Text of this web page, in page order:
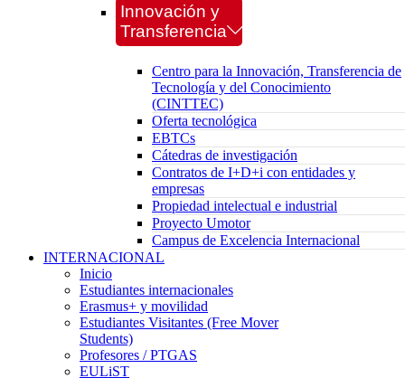
Innovación y
Transferencia
Centro para la Innovación, Transferencia de
Tecnología y del Conocimiento
(CINTTEC)
Oferta tecnológica
EBTCs
Cátedras de investigación
Contratos de I+D+i con entidades y
empresas
Propiedad intelectual e industrial
Proyecto Umotor
Campus de Excelencia Internacional
INTERNACIONAL
Inicio
Estudiantes internacionales
Erasmus+ y movilidad
Estudiantes Visitantes (Free Mover
Students)
Profesores / PTGAS
EULiST